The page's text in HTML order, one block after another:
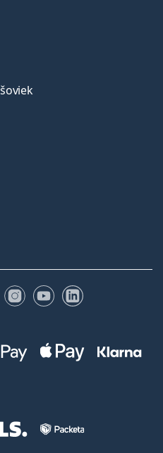
Instagrame
YouTubeLinkedIn